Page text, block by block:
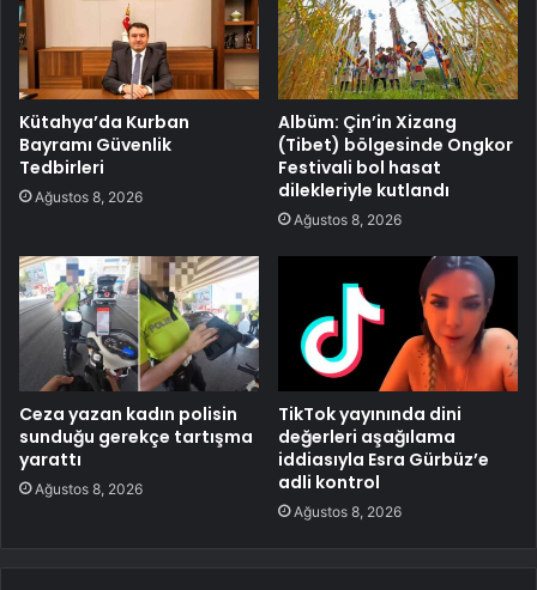
Kütahya’da Kurban
Bayramı Güvenlik
Tedbirleri
Ağustos 8, 2026
Albüm: Çin’in Xizang
(Tibet) bölgesinde Ongkor
Festivali bol hasat
dilekleriyle kutlandı
Ağustos 8, 2026
Ceza yazan kadın polisin
sunduğu gerekçe tartışma
yarattı
Ağustos 8, 2026
TikTok yayınında dini
değerleri aşağılama
iddiasıyla Esra Gürbüz’e
adli kontrol
Ağustos 8, 2026